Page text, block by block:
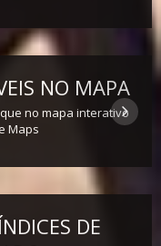
NO MAPA
no mapa interativo
Maps
DE